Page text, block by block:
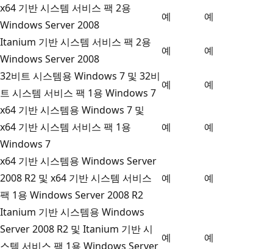
x64 기반 시스템 서비스 팩 2용
Windows Server 2008
예
예
Itanium 기반 시스템 서비스 팩 2용
Windows Server 2008
예
예
32비트 시스템용 Windows 7 및 32비
트 시스템 서비스 팩 1용 Windows 7
예
예
x64 기반 시스템용 Windows 7 및
x64 기반 시스템 서비스 팩 1용
Windows 7
예 예
x64 기반 시스템용 Windows Server
2008 R2 및 x64 기반 시스템 서비스
팩 1용 Windows Server 2008 R2
예 예
Itanium 기반 시스템용 Windows
Server 2008 R2 및 Itanium 기반 시
스템 서비스 팩 1용 Windows Server
예 예